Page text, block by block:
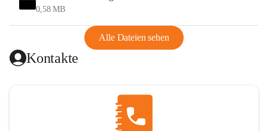
und Ungarn war. Dadurch war Wörterberg von Wörth
Aus diesem Grund war die Bevölkerung dazu gezwungen,
Schmuggel zu betreiben. Es kam oft zu nächtlichen
Überfällen und Schießereien. Erst mit dem Anschluss des
wirtschaftlich ging es bergauf. Dieser Aufschwung endete
1926. Es folgten Arbeitslosigkeit, Preissteigerung und
Unanbringlichkeit von Produkten. Daher wurde der
0,58 MB
Alle Dateien sehen
Kontakte